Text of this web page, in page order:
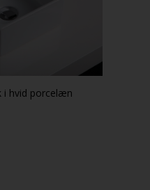
i hvid porcelæn